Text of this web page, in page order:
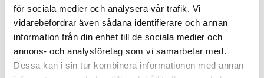
för sociala medier och analysera vår trafik. Vi
vidarebefordrar även sådana identifierare och annan
information från din enhet till de sociala medier och
annons- och analysföretag som vi samarbetar med.
Dessa kan i sin tur kombinera informationen med annan
2026
2025